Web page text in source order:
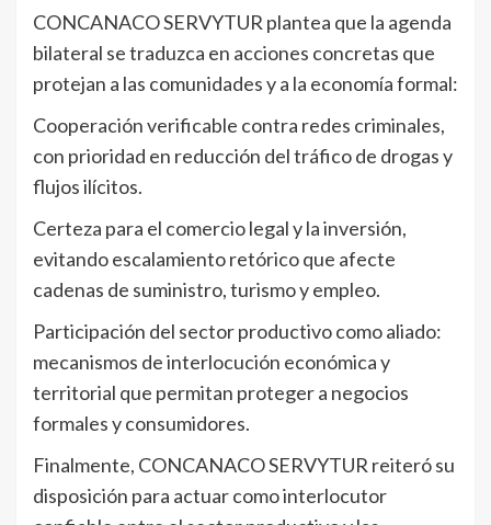
CONCANACO SERVYTUR plantea que la agenda
bilateral se traduzca en acciones concretas que
protejan a las comunidades y a la economía formal:
Cooperación verificable contra redes criminales,
con prioridad en reducción del tráfico de drogas y
flujos ilícitos.
Certeza para el comercio legal y la inversión,
evitando escalamiento retórico que afecte
cadenas de suministro, turismo y empleo.
Participación del sector productivo como aliado:
mecanismos de interlocución económica y
territorial que permitan proteger a negocios
formales y consumidores.
Finalmente, CONCANACO SERVYTUR reiteró su
disposición para actuar como interlocutor